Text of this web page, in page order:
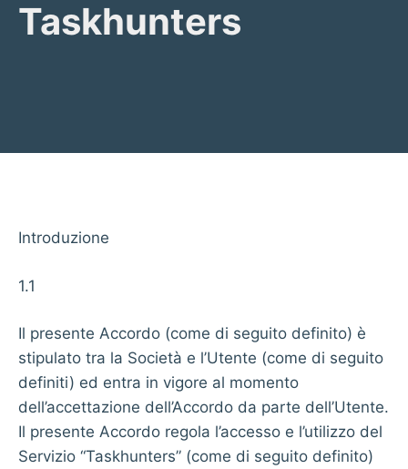
Taskhunters
Introduzione
1.1
Il presente Accordo (come di seguito definito) è
stipulato tra la Società e l’Utente (come di seguito
definiti) ed entra in vigore al momento
dell’accettazione dell’Accordo da parte dell’Utente.
Il presente Accordo regola l’accesso e l’utilizzo del
Servizio “Taskhunters” (come di seguito definito)